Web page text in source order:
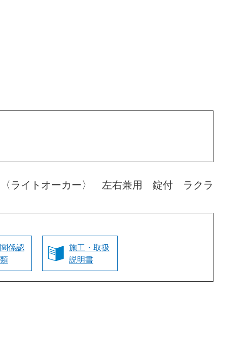
ライトオーカー〉 左右兼用 錠付 ラクラ
係認
施工・取扱
説明書